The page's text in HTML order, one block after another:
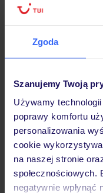
Zgoda
Szanujemy Twoją
Używamy
poprawy komfortu
personalizowania
cookie
na naszej stronie
społecznościowych.
negatywnie wpłynąć
Hotel
Opinie
Wyżywienie